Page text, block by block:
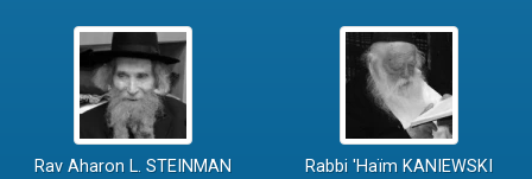
Rav Aharon L. STEINMAN Rabbi 'Haïm KANIEWSKI